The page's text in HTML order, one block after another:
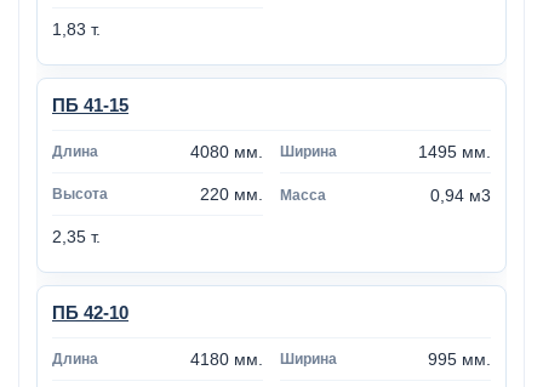
1,83 т.
ПБ 41-15
4080 мм. 1495 мм.
220 мм. 0,94 м3
2,35 т.
ПБ 42-10
4180 мм. 995 мм.